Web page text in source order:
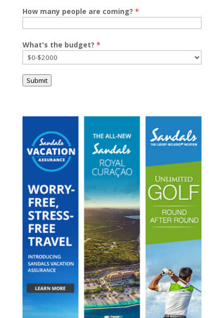
How many people are coming? *
What's the budget? *
Submit